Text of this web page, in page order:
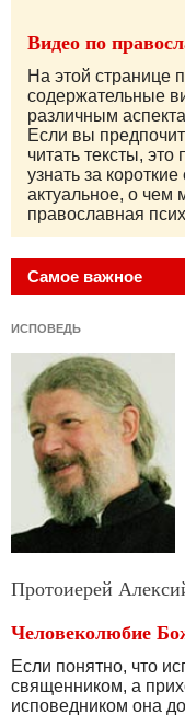
Самое важное
ИСПОВЕДЬ
Протоиерей
Человеколюбие
Если понятно, что
священни­ком, а
исповедником она
Видео по
На этой странице
содержательные
различным
Если вы
читать тексты,
узнать за
актуальное, о чем
православная